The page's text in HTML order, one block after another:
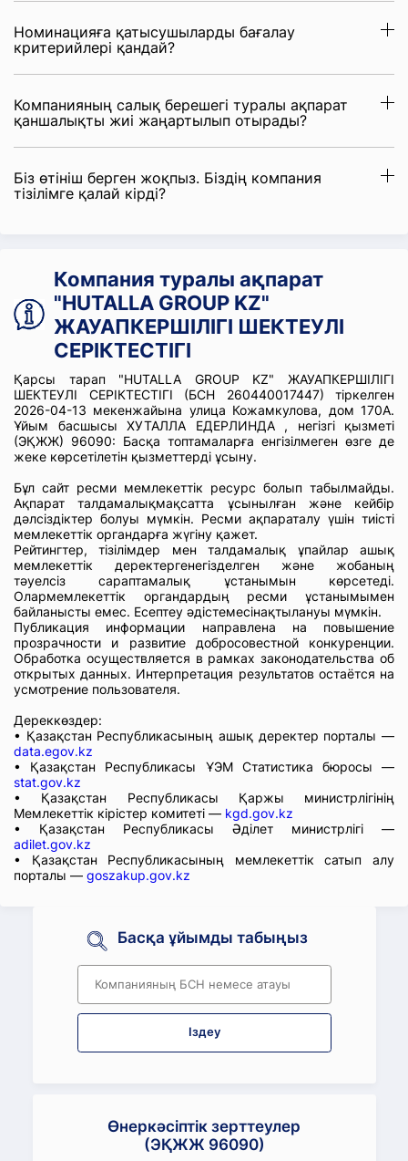
Номинацияға қатысушыларды бағалау
критерийлері қандай?
Компанияның салық берешегі туралы ақпарат
қаншалықты жиі жаңартылып отырады?
Біз өтініш берген жоқпыз. Біздің компания
тізілімге қалай кірді?
Компания туралы ақпарат
"HUTALLA GROUP KZ"
ЖАУАПКЕРШІЛІГІ ШЕКТЕУЛІ
СЕРІКТЕСТІГІ
Қарсы тарап "HUTALLA GROUP KZ" ЖАУАПКЕРШІЛІГІ
ШЕКТЕУЛІ СЕРІКТЕСТІГІ (БСН 260440017447) тіркелген
2026-04-13 мекенжайына улица Кожамкулова, дом 170А.
Ұйым басшысы ХУТАЛЛА ЕДЕРЛИНДА , негізгі қызметі
(ЭҚЖЖ) 96090: Басқа топтамаларға енгізілмеген өзге де
жеке көрсетілетін қызметтерді ұсыну.
Бұл сайт ресми мемлекеттік ресурс болып табылмайды.
Ақпарат талдамалықмақсатта ұсынылған және кейбір
дәлсіздіктер болуы мүмкін. Ресми ақпараталу үшін тиісті
мемлекеттік органдарға жүгіну қажет.
Рейтингтер, тізілімдер мен талдамалық ұпайлар ашық
мемлекеттік деректергенегізделген және жобаның
тәуелсіз сараптамалық ұстанымын көрсетеді.
Олармемлекеттік органдардың ресми ұстанымымен
байланысты емес. Есептеу әдістемесінақтылануы мүмкін.
Публикация информации направлена на повышение
прозрачности и развитие добросовестной конкуренции.
Обработка осуществляется в рамках законодательства об
открытых данных. Интерпретация результатов остаётся на
усмотрение пользователя.
Дереккөздер:
• Қазақстан Республикасының ашық деректер порталы —
data.egov.kz
• Қазақстан Республикасы ҰЭМ Статистика бюросы —
stat.gov.kz
• Қазақстан Республикасы Қаржы министрлігінің
Мемлекеттік кірістер комитеті — kgd.gov.kz
• Қазақстан Республикасы Әділет министрлігі —
adilet.gov.kz
• Қазақстан Республикасының мемлекеттік сатып алу
порталы — goszakup.gov.kz
Басқа ұйымды табыңыз
Іздеу
Өнеркәсіптік зерттеулер
(ЭҚЖЖ 96090)